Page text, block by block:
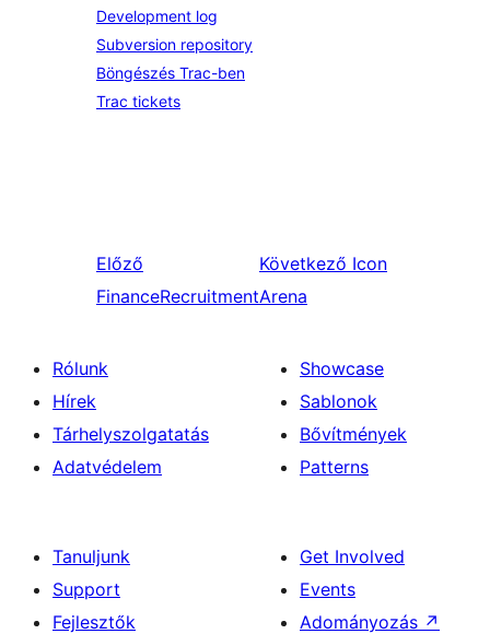
Development log
Subversion repository
Böngészés Trac-ben
Trac tickets
Előző
FinanceRecruitment
Következő Icon
Arena
Rólunk
Hírek
Tárhelyszolgatatás
Adatvédelem
Showcase
Sablonok
Bővítmények
Patterns
Tanuljunk
Support
Fejlesztők
Get Involved
Events
Adományozás ↗